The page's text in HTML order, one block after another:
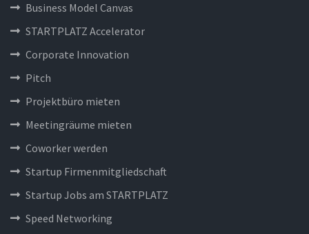
Business Model Canvas
STARTPLATZ Accelerator
Corporate Innovation
Pitch
Projektbüro mieten
Meetingräume mieten
Coworker werden
Startup Firmenmitgliedschaft
Startup Jobs am STARTPLATZ
Speed Networking